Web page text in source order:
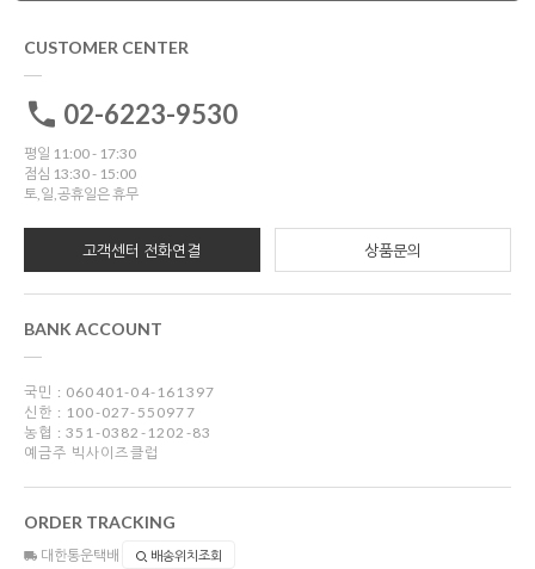
CUSTOMER CENTER
02-6223-9530
평일 11:00 - 17:30
점심 13:30 - 15:00
토,일,공휴일은 휴무
고객센터 전화연결 상품문의
BANK ACCOUNT
국민 : 060401-04-161397
신한 : 100-027-550977
농협 : 351-0382-1202-83
예금주 빅사이즈클럽
ORDER TRACKING
대한통운택배 배송위치조회